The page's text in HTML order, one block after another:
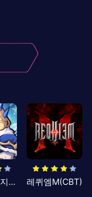
킹방치: 빵지의 제왕 레퀴엠M(CBT)